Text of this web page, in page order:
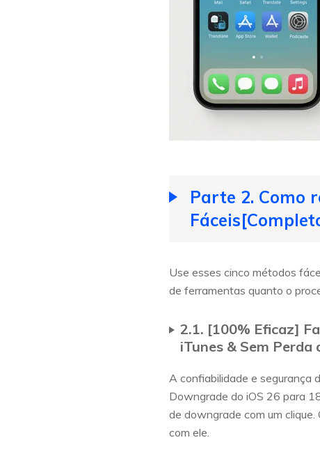
Parte 2. Como
Use esses cinco métodos
de ferramentas quanto o
2.1. [100% Eficaz]
iTunes & Sem Perda
A confiabilidade e segurança
Downgrade do iOS 26 para
de downgrade com um
com ele.